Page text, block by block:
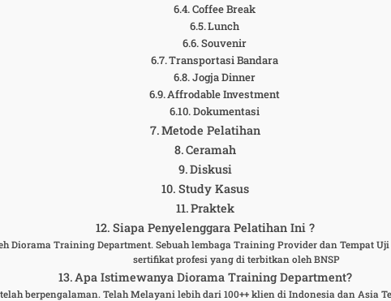
Coffee Break
Lunch
Souvenir
Transportasi Bandara
Jogja Dinner
Affrodable Investment
Dokumentasi
Metode Pelatihan
Ceramah
Diskusi
Study Kasus
Praktek
Siapa Penyelenggara Pelatihan Ini ?
Diorama Training Department. Sebuah lembaga Training Provider dan Tempat
sertifikat profesi yang di terbitkan oleh BNSP
Apa Istimewanya Diorama Training Department?
berpengalaman. Telah Melayani lebih dari 100++ klien di Indonesia dan Asia